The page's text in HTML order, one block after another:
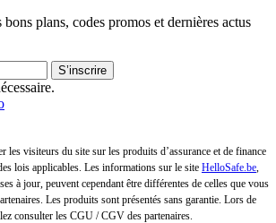
bons plans, codes promos et dernières actus
S’inscrire
les visiteurs du site sur les produits d’assurance et de finance
lois applicables. Les informations sur le site HelloSafe.be,
à jour, peuvent cependant être différentes de celles que vous
Les produits sont présentés sans garantie. Lors de
consulter les CGU / CGV des partenaires.